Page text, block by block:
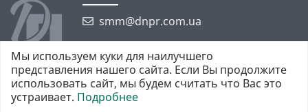
smm@dnpr.com.ua
©2026 https://dnpr.com.ua Дніпровська порадниця
Мы используем куки для наилучшего
представления нашего сайта. Если Вы продолжите
использовать сайт, мы будем считать что Вас это
устраивает. Подробнее